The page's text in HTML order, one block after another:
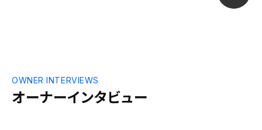
オーナーインタビュー
OWNER INTERVIEWS